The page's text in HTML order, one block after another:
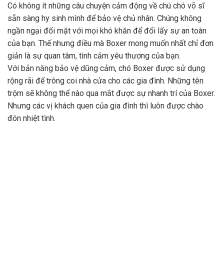
Có không ít những câu chuyện cảm động về chú chó võ sĩ
sẵn sàng hy sinh mình để bảo vệ chủ nhân. Chúng không
ngần ngại đối mặt với mọi khó khăn để đổi lấy sự an toàn
của bạn. Thế nhưng điều mà Boxer mong muốn nhất chỉ đơn
giản là sự quan tâm, tình cảm yêu thương của bạn.
Với bản năng bảo vệ dũng cảm, chó Boxer được sử dụng
rộng rãi để trông coi nhà cửa cho các gia đình. Những tên
trộm sẽ không thể nào qua mắt được sự nhanh trí của Boxer.
Nhưng các vị khách quen của gia đình thì luôn được chào
đón nhiệt tình.